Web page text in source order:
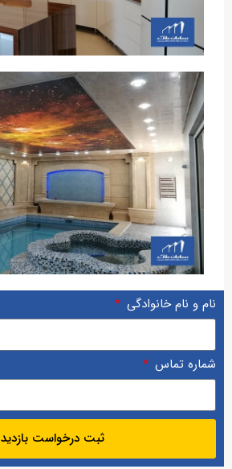
نام و نام خانوادگی
شماره تماس
ثبت درخواست بازدید